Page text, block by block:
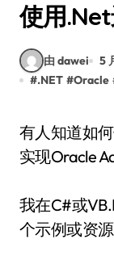
使用
由 dawei 5
#.NET #Oracle
有人知道如何使用PL / SSQL和ODP.NET从C#
实现Oracle
我在C#或
个示例或资